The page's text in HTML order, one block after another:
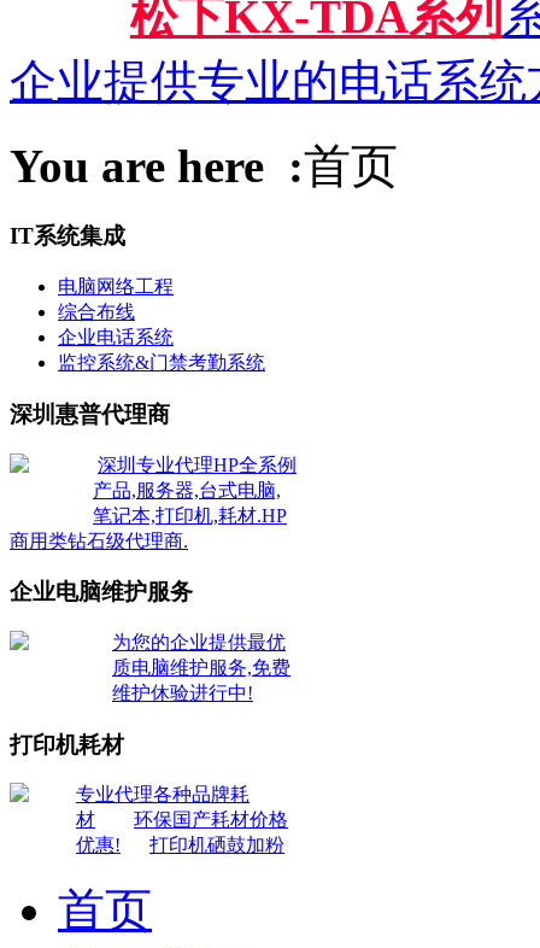
松下KX-TDA系列
企业提供专业的电话系
You are here :首页
IT系统集成
电脑网络工程
综合布线
企业电话系统
监控系统&门禁考勤系统
深圳惠普代理商
深圳专业代理HP全系例
产品,服务器,台式电脑,
笔记本,打印机,耗材.HP
商用类钻石级代理商.
企业电脑维护服务
为您的企业提供最优
质电脑维护服务,免费
维护休验进行中!
打印机耗材
专业代理各种品牌耗
材
环保国产耗材价格
优惠!
打印机硒鼓加粉
首页